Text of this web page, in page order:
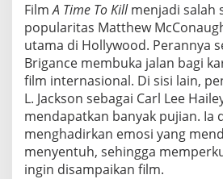
FilmA Time To Killmenjadi salah
popularitas Matthew
utama di Hollywood. Perannya
Brigance membuka jalan bagi
film internasional. Di sisi lain,
L. Jackson sebagai Carl Lee
mendapatkan banyak pujian. Ia
menghadirkan emosi yang
menyentuh, sehingga
ingin disampaikan film.